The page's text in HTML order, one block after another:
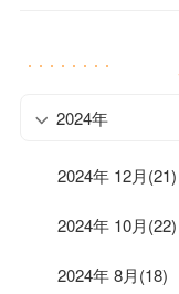
2024年
2024年 12月(21)
2024年 10月(22)
2024年 8月(18)